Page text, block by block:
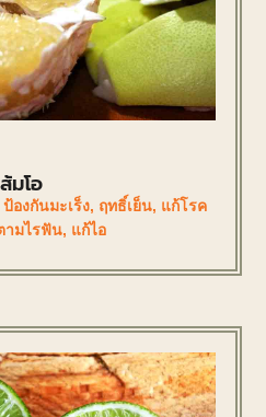
ส้มโอ
ป้องกันมะเร็ง, ฤทธิ์เย็น, แก้โรค
ามไรฟัน, แก้ไอ